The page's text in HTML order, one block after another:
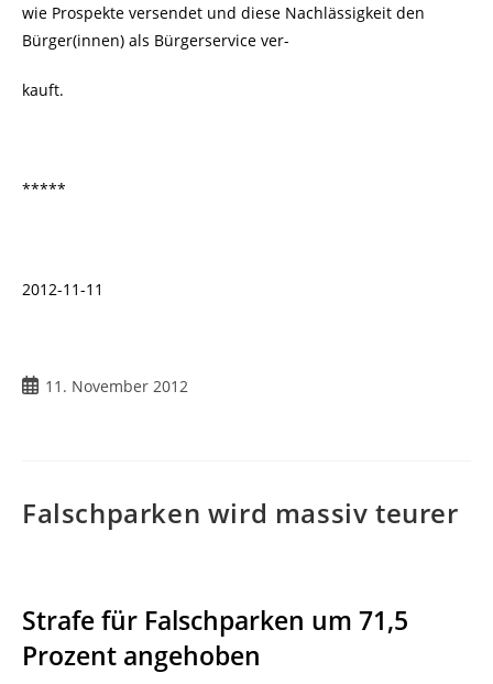
wie Prospekte versendet und diese Nachlässigkeit den
Bürger(innen) als Bürgerservice ver-
kauft.
*****
2012-11-11
Beitrag11. November 2012
Falschparken wird massiv teurer
Strafe für Falschparken um 71,5
Prozent angehoben